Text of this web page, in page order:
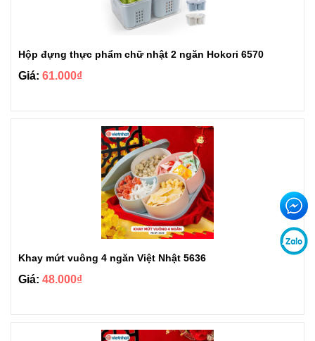
Hộp đựng thực phẩm chữ nhật 2 ngăn Hokori 6570
Giá: 61.000₫
Khay mứt vuông 4 ngăn Việt Nhật 5636
Giá: 48.000₫